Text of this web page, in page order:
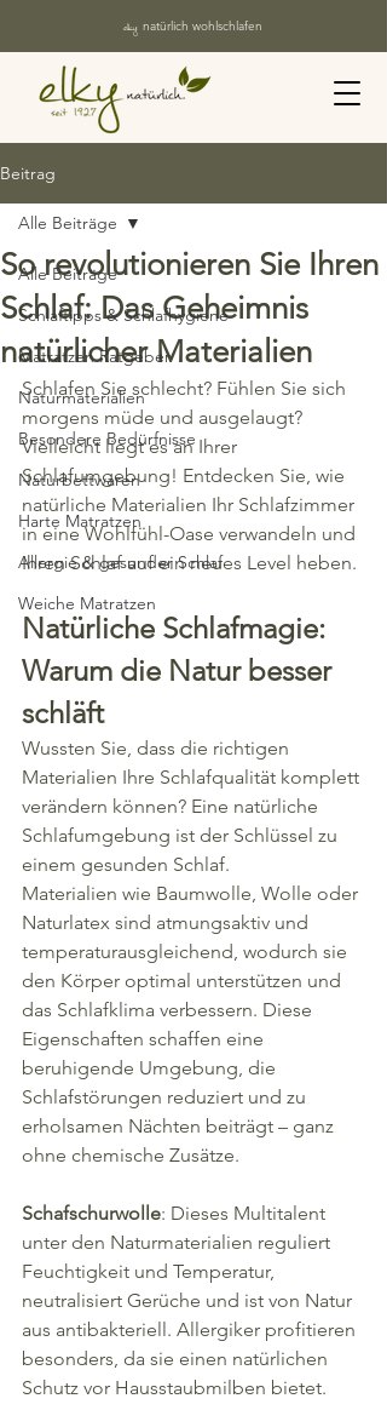
elky natürlich wohlschlafen
Beitrag
Alle Beiträge
Schlaftipps & Schlafhygiene
Matratzen Ratgeber
Naturmaterialien
Besondere Bedürfnisse
Naturbettwaren
Harte Matratzen
Allergie & gesunder Schlaf
Weiche Matratzen
Alle Beiträge
So revolutionieren Sie Ihren
Schlaf: Das Geheimnis
natürlicher Materialien
Schlafen Sie schlecht? Fühlen Sie sich
morgens müde und ausgelaugt?
Vielleicht liegt es an Ihrer
Schlafumgebung! Entdecken Sie, wie
natürliche Materialien Ihr Schlafzimmer
in eine Wohlfühl-Oase verwandeln und
Ihren Schlaf auf ein neues Level heben.
Natürliche Schlafmagie:
Warum die Natur besser
schläft
Wussten Sie, dass die richtigen
Materialien Ihre Schlafqualität komplett
verändern können? Eine natürliche
Schlafumgebung ist der Schlüssel zu
einem gesunden Schlaf.
Materialien wie Baumwolle, Wolle oder
Naturlatex sind atmungsaktiv und
temperaturausgleichend, wodurch sie
den Körper optimal unterstützen und
das Schlafklima verbessern. Diese
Eigenschaften schaffen eine
beruhigende Umgebung, die
Schlafstörungen reduziert und zu
erholsamen Nächten beiträgt – ganz
ohne chemische Zusätze.
Schafschurwolle: Dieses Multitalent
unter den Naturmaterialien reguliert
Feuchtigkeit und Temperatur,
neutralisiert Gerüche und ist von Natur
aus antibakteriell. Allergiker profitieren
besonders, da sie einen natürlichen
Schutz vor Hausstaubmilben bietet.